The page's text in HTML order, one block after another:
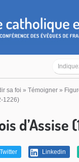
sa foi » Témoigner »
1226)
d’Assise
Twitter Linkedin